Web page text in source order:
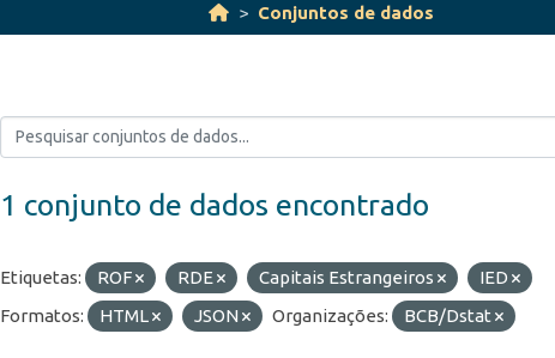
Conjuntos de dados
1 conjunto de dados encontrado
Etiquetas: ROF RDE Capitais Estrangeiros
IED
Formatos:
HTML JSON Organizações: BCB/Dstat